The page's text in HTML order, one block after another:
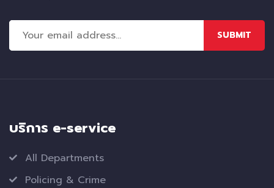
SUBMIT
บริการ e-service
All Departments
Policing & Crime